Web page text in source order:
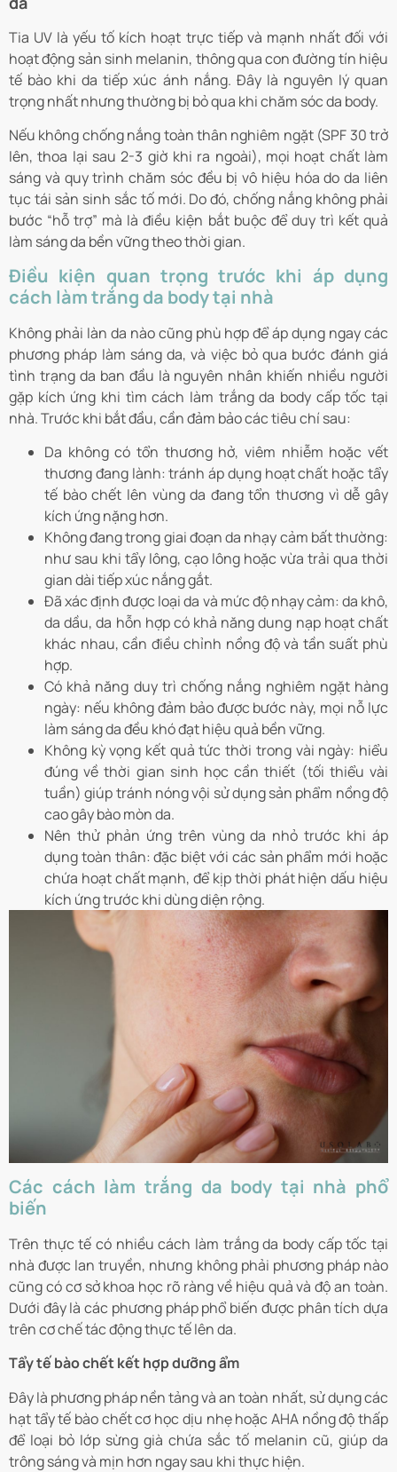
Tia UV là yếu tố kích hoạt trực tiếp và mạnh nhất đối với
hoạt động sản sinh melanin, thông qua con đường tín hiệu
tế bào khi da tiếp xúc ánh nắng. Đây là nguyên lý quan
trọng nhất nhưng thường bị bỏ qua khi chăm sóc da body.
Nếu không chống nắng toàn thân nghiêm ngặt (SPF 30 trở
lên, thoa lại sau 2-3 giờ khi ra ngoài), mọi hoạt chất làm
sáng và quy trình chăm sóc đều bị vô hiệu hóa do da liên
tục tái sản sinh sắc tố mới. Do đó, chống nắng không phải
bước “hỗ trợ” mà là điều kiện bắt buộc để duy trì kết quả
làm sáng da bền vững theo thời gian.
Điều kiện quan trọng trước khi áp dụng
cách làm trắng da body tại nhà
Không phải làn da nào cũng phù hợp để áp dụng ngay các
phương pháp làm sáng da, và việc bỏ qua bước đánh giá
tình trạng da ban đầu là nguyên nhân khiến nhiều người
gặp kích ứng khi tìm cách làm trắng da body cấp tốc tại
nhà. Trước khi bắt đầu, cần đảm bảo các tiêu chí sau:
Da không có tổn thương hở, viêm nhiễm hoặc vết
thương đang lành: tránh áp dụng hoạt chất hoặc tẩy
tế bào chết lên vùng da đang tổn thương vì dễ gây
kích ứng nặng hơn.
Không đang trong giai đoạn da nhạy cảm bất thường:
như sau khi tẩy lông, cạo lông hoặc vừa trải qua thời
gian dài tiếp xúc nắng gắt.
Đã xác định được loại da và mức độ nhạy cảm: da khô,
da dầu, da hỗn hợp có khả năng dung nạp hoạt chất
khác nhau, cần điều chỉnh nồng độ và tần suất phù
hợp.
Có khả năng duy trì chống nắng nghiêm ngặt hàng
ngày: nếu không đảm bảo được bước này, mọi nỗ lực
làm sáng da đều khó đạt hiệu quả bền vững.
Không kỳ vọng kết quả tức thời trong vài ngày: hiểu
đúng về thời gian sinh học cần thiết (tối thiểu vài
tuần) giúp tránh nóng vội sử dụng sản phẩm nồng độ
cao gây bào mòn da.
Nên thử phản ứng trên vùng da nhỏ trước khi áp
dụng toàn thân: đặc biệt với các sản phẩm mới hoặc
chứa hoạt chất mạnh, để kịp thời phát hiện dấu hiệu
kích ứng trước khi dùng diện rộng.
Các cách làm trắng da body tại nhà phổ
biến
Trên thực tế có nhiều cách làm trắng da body cấp tốc tại
nhà được lan truyền, nhưng không phải phương pháp nào
cũng có cơ sở khoa học rõ ràng về hiệu quả và độ an toàn.
Dưới đây là các phương pháp phổ biến được phân tích dựa
trên cơ chế tác động thực tế lên da.
Tẩy tế bào chết kết hợp dưỡng ẩm
Đây là phương pháp nền tảng và an toàn nhất, sử dụng các
hạt tẩy tế bào chết cơ học dịu nhẹ hoặc AHA nồng độ thấp
để loại bỏ lớp sừng già chứa sắc tố melanin cũ, giúp da
trông sáng và mịn hơn ngay sau khi thực hiện.